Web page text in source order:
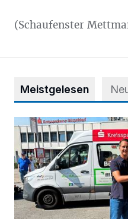
(Schaufenster
Meistgelesen
Starthilfe für den